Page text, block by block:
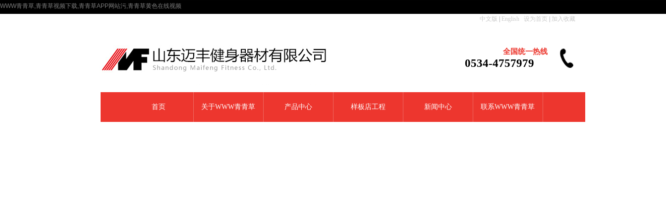
WWW青青草,青青草视频下载,青青草APP网站污,青青草黄色在线视频
设为首页
加入收藏
中文版 English
全国统一热线
0534-4757979
首页 关于WWW青青草 产品中心 样板店工程 新闻中心 联系WWW青青草